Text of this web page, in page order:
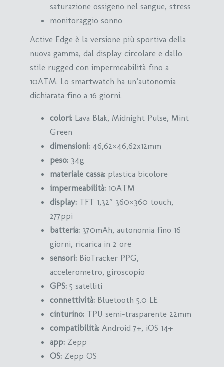
saturazione ossigeno nel sangue, stress
monitoraggio sonno
Active Edge è la versione più sportiva della
nuova gamma, dal display circolare e dallo
stile rugged con impermeabilità fino a
10ATM. Lo smartwatch ha un’autonomia
dichiarata fino a 16 giorni.
colori: Lava Blak, Midnight Pulse, Mint
Green
dimensioni: 46,62×46,62x12mm
peso: 34g
materiale cassa: plastica bicolore
impermeabilità: 10ATM
display: TFT 1,32″ 360×360 touch,
277ppi
batteria: 370mAh, autonomia fino 16
giorni, ricarica in 2 ore
sensori: BioTracker PPG,
accelerometro, giroscopio
GPS: 5 satelliti
connettività: Bluetooth 5.0 LE
cinturino: TPU semi-trasparente 22mm
compatibilità: Android 7+, iOS 14+
app: Zepp
OS: Zepp OS